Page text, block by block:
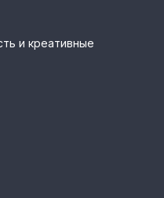
и креативные